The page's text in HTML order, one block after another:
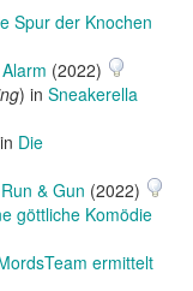
Spur der Knochen
(2022)
) in Sneakerella
Die
Run & Gun (2022)
göttliche Komödie
ermittelt